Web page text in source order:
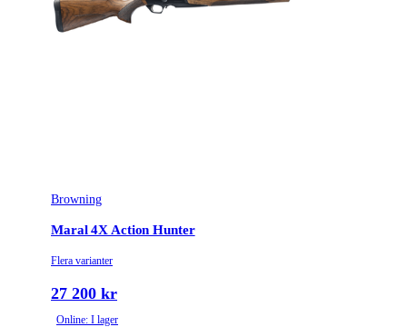
Browning
Maral 4X Action Hunter
Flera varianter
27 200 kr
Online: I lager